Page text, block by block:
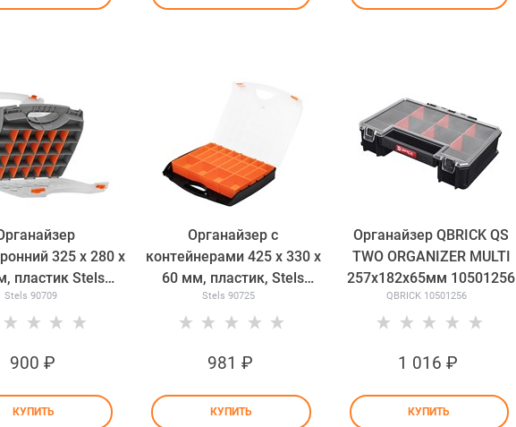
325 x 280 x
пластик Stels
90709
Stels 90709
900 ₽
КУПИТЬ
Органайзер с
контейнерами 425 х 330 х
60 мм, пластик, Stels
90725
Stels 90725
981 ₽
КУПИТЬ
Органайзер QBRICK QS
TWO ORGANIZER MULTI
257x182x65мм 10501256
QBRICK 10501256
1 016 ₽
КУПИТЬ